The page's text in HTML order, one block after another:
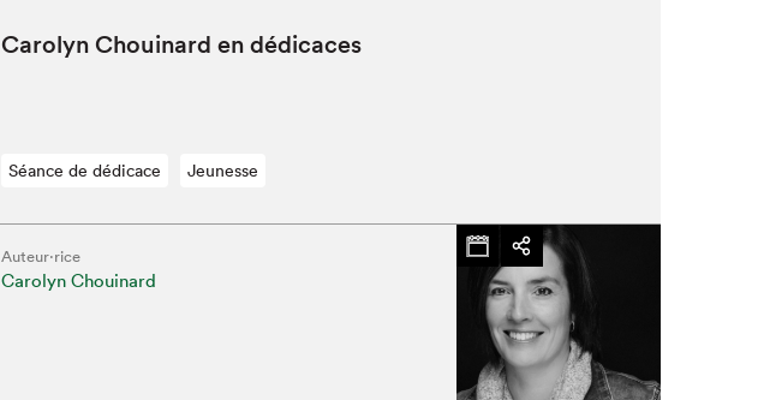
Car­olyn Chouinard en dédicaces
Séance de dédicace Jeunesse
Auteur·rice
Carolyn Chouinard